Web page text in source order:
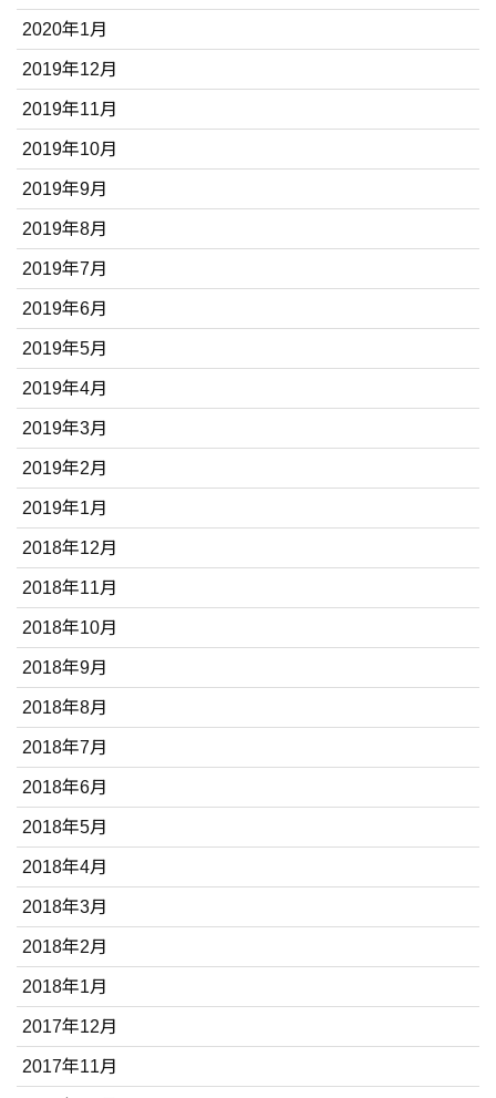
2020年1月
2019年12月
2019年11月
2019年10月
2019年9月
2019年8月
2019年7月
2019年6月
2019年5月
2019年4月
2019年3月
2019年2月
2019年1月
2018年12月
2018年11月
2018年10月
2018年9月
2018年8月
2018年7月
2018年6月
2018年5月
2018年4月
2018年3月
2018年2月
2018年1月
2017年12月
2017年11月